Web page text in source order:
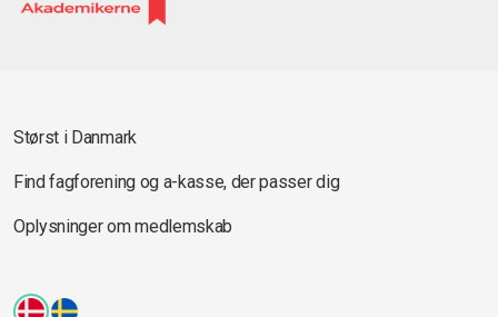
Størst i Danmark
Find fagforening og a-kasse, der passer dig
Oplysninger om medlemskab